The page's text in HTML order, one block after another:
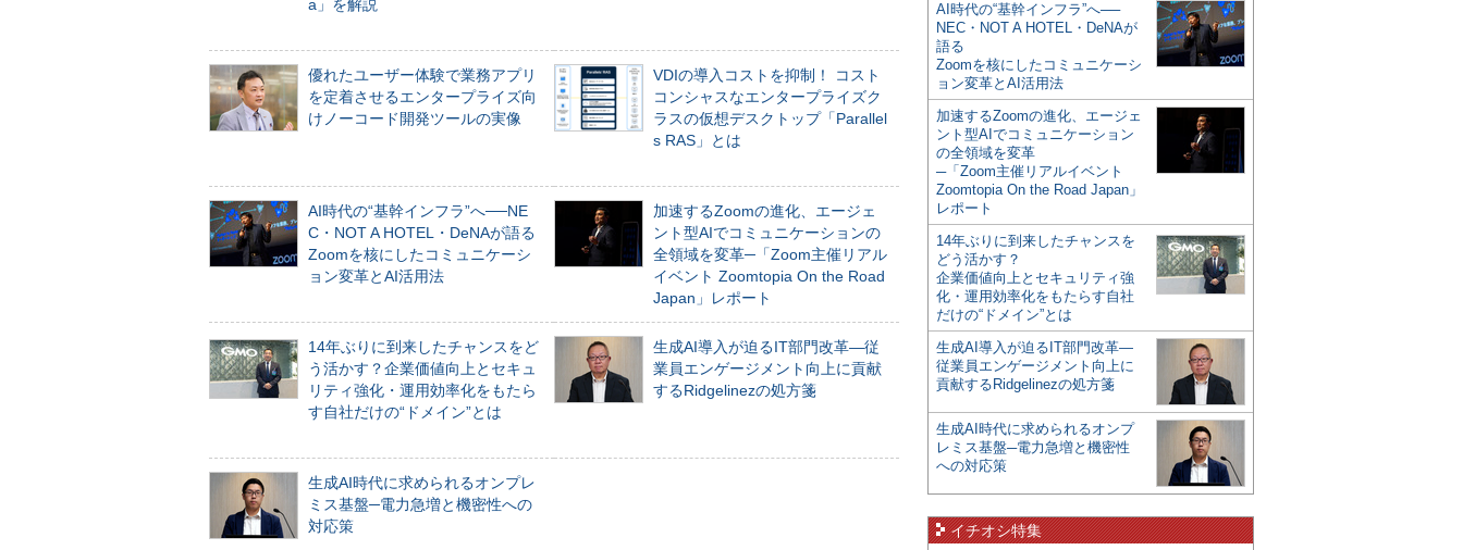
a」を解説
優れたユーザー体験で業務アプリ
を定着させるエンタープライズ向
けノーコード開発ツールの実像
VDIの導入コストを抑制！ コスト
コンシャスなエンタープライズク
ラスの仮想デスクトップ「Parallel
s RAS」とは
AI時代の“基幹インフラ”へ──NE
C・NOT A HOTEL・DeNAが語る
Zoomを核にしたコミュニケーシ
ョン変革とAI活用法
加速するZoomの進化、エージェ
ント型AIでコミュニケーションの
全領域を変革─「Zoom主催リアル
イベント Zoomtopia On the Road
Japan」レポート
14年ぶりに到来したチャンスをど
う活かす？企業価値向上とセキュ
リティ強化・運用効率化をもたら
す自社だけの“ドメイン”とは
生成AI導入が迫るIT部門改革―従
業員エンゲージメント向上に貢献
するRidgelinezの処方箋
生成AI時代に求められるオンプレ
ミス基盤─電力急増と機密性への
対応策
AI時代の“基幹インフラ”へ──
NEC・NOT A HOTEL・DeNAが
語る
Zoomを核にしたコミュニケーシ
ョン変革とAI活用法
加速するZoomの進化、エージェ
ント型AIでコミュニケーション
の全領域を変革
─「Zoom主催リアルイベント
Zoomtopia On the Road Japan」
レポート
14年ぶりに到来したチャンスを
どう活かす？
企業価値向上とセキュリティ強
化・運用効率化をもたらす自社
だけの“ドメイン”とは
生成AI導入が迫るIT部門改革―
従業員エンゲージメント向上に
貢献するRidgelinezの処方箋
生成AI時代に求められるオンプ
レミス基盤─電力急増と機密性
への対応策
イチオシ特集